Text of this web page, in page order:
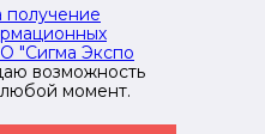
получение
"Сигма Экспо
возможность
любой момент.